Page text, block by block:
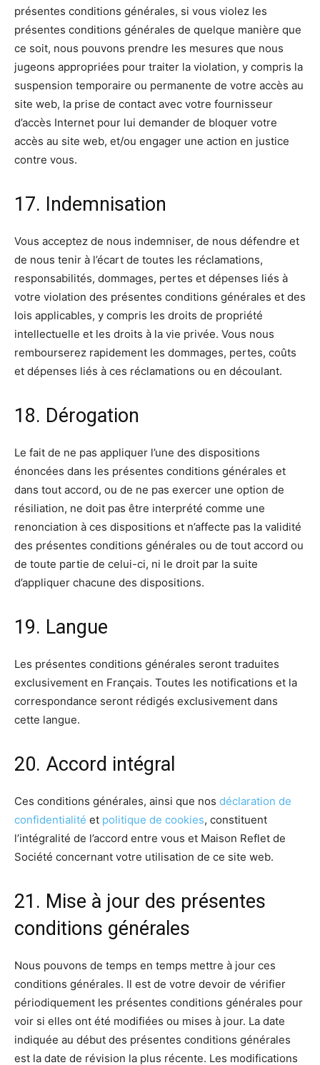
présentes conditions générales, si vous violez les
présentes conditions générales de quelque manière que
ce soit, nous pouvons prendre les mesures que nous
jugeons appropriées pour traiter la violation, y compris la
suspension temporaire ou permanente de votre accès au
site web, la prise de contact avec votre fournisseur
d’accès Internet pour lui demander de bloquer votre
accès au site web, et/ou engager une action en justice
contre vous.
17. Indemnisation
Vous acceptez de nous indemniser, de nous défendre et
de nous tenir à l’écart de toutes les réclamations,
responsabilités, dommages, pertes et dépenses liés à
votre violation des présentes conditions générales et des
lois applicables, y compris les droits de propriété
intellectuelle et les droits à la vie privée. Vous nous
rembourserez rapidement les dommages, pertes, coûts
et dépenses liés à ces réclamations ou en découlant.
18. Dérogation
Le fait de ne pas appliquer l’une des dispositions
énoncées dans les présentes conditions générales et
dans tout accord, ou de ne pas exercer une option de
résiliation, ne doit pas être interprété comme une
renonciation à ces dispositions et n’affecte pas la validité
des présentes conditions générales ou de tout accord ou
de toute partie de celui-ci, ni le droit par la suite
d’appliquer chacune des dispositions.
19. Langue
Les présentes conditions générales seront traduites
exclusivement en Français. Toutes les notifications et la
correspondance seront rédigés exclusivement dans
cette langue.
20. Accord intégral
Ces conditions générales, ainsi que nos déclaration de
confidentialité et politique de cookies, constituent
l’intégralité de l’accord entre vous et Maison Reflet de
Société concernant votre utilisation de ce site web.
21. Mise à jour des présentes
conditions générales
Nous pouvons de temps en temps mettre à jour ces
conditions générales. Il est de votre devoir de vérifier
périodiquement les présentes conditions générales pour
voir si elles ont été modifiées ou mises à jour. La date
indiquée au début des présentes conditions générales
est la date de révision la plus récente. Les modifications